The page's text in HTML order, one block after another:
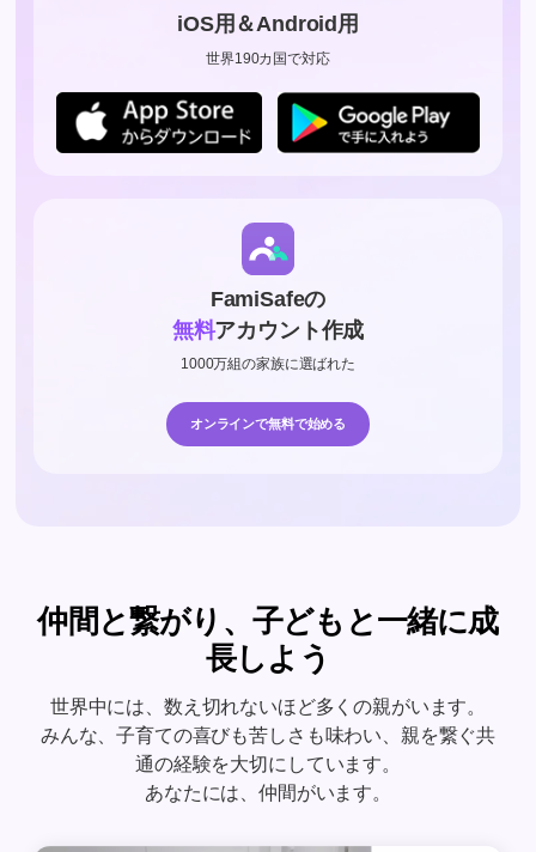
iOS用＆Android用
世界190カ国で対応
FamiSafeの
無料アカウント作成
1000万組の家族に選ばれた
オンラインで無料で始める
仲間と繋がり、子どもと一緒に成
長しよう
世界中には、数え切れないほど多くの親がいます。
みんな、子育ての喜びも苦しさも味わい、親を繋ぐ共
通の経験を大切にしています。
あなたには、仲間がいます。